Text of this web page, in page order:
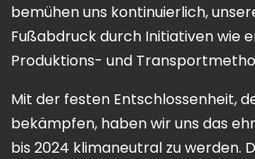
bemühen uns kontinuierlich,
Fußabdruck durch Initiativen wie
Produktions- und
Mit der festen Entschlossenheit,
bekämpfen, haben wir uns das
bis 2024 klimaneutral zu werden.